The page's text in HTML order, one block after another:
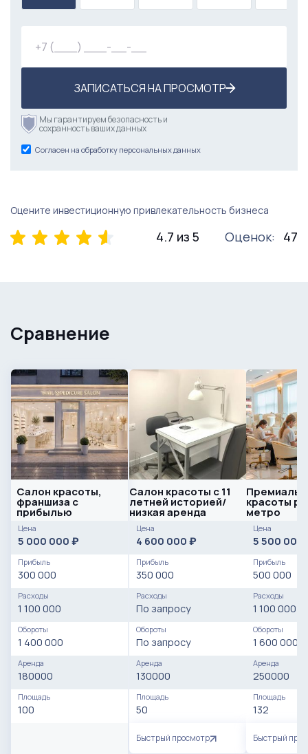
ЗАПИСАТЬСЯ НА ПРОСМОТР
Мы гарантируем безопасность и
сохранность ваших данных
Согласен на обработку персональных данных
Оцените инвестиционную привлекательность бизнеса
4.7 из 5 Оценок: 47
Сравнение
Салон красоты,
франшиза с
прибылью
Цена
5 000 000 ₽
Прибыль
300 000
Расходы
1 100 000
Обороты
1 400 000
Аренда
180000
Площадь
100
Салон красоты с 11
летней историей/
низкая аренда
Цена
4 600 000 ₽
Прибыль
350 000
Расходы
По запросу
Обороты
По запросу
Аренда
130000
Площадь
50
Быстрый просмотр
красоты
метро
Цена
5 500 000
Прибыль
500 000
Расходы
1 100 000
Обороты
1 600 000
Аренда
250000
Площадь
132
Быстрый